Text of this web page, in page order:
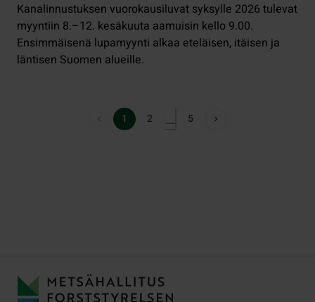
Kanalinnustuksen vuorokausiluvat syksylle 2026 tulevat
myyntiin 8.–12. kesäkuuta aamuisin kello 9.00.
Ensimmäisenä lupamyynti alkaa eteläisen, itäisen ja
läntisen Suomen alueille.
1 2 … 5